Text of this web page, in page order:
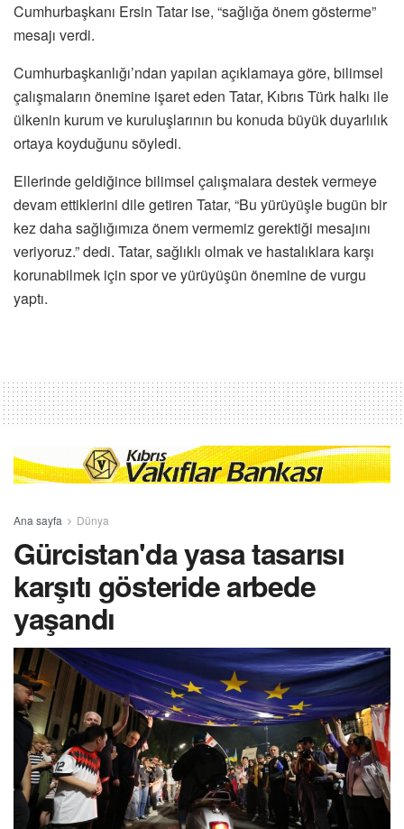
Cumhurbaşkanı Ersin Tatar ise, “sağlığa önem gösterme”
mesajı verdi.
Cumhurbaşkanlığı’ndan yapılan açıklamaya göre, bilimsel
çalışmaların önemine işaret eden Tatar, Kıbrıs Türk halkı ile
ülkenin kurum ve kuruluşlarının bu konuda büyük duyarlılık
ortaya koyduğunu söyledi.
Ellerinde geldiğince bilimsel çalışmalara destek vermeye
devam ettiklerini dile getiren Tatar, “Bu yürüyüşle bugün bir
kez daha sağlığımıza önem vermemiz gerektiği mesajını
veriyoruz.” dedi. Tatar, sağlıklı olmak ve hastalıklara karşı
korunabilmek için spor ve yürüyüşün önemine de vurgu
yaptı.
Ana sayfa Dünya
Gürcistan'da yasa tasarısı
karşıtı gösteride arbede
yaşandı